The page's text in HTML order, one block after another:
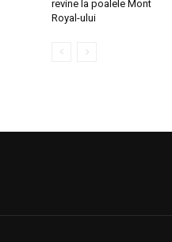
revine la poalele Mont
Royal-ului